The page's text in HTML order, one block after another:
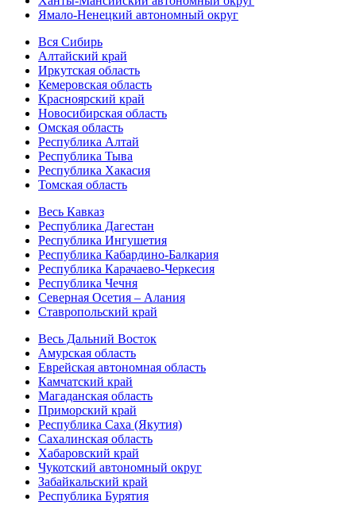
Ямало-Ненецкий автономный округ
Вся Сибирь
Алтайский край
Иркутская область
Кемеровская область
Красноярский край
Новосибирская область
Омская область
Республика Алтай
Республика Тыва
Республика Хакасия
Томская область
Весь Кавказ
Республика Дагестан
Республика Ингушетия
Республика Кабардино-Балкария
Республика Карачаево-Черкесия
Республика Чечня
Северная Осетия – Алания
Ставропольский край
Весь Дальний Восток
Амурская область
Еврейская автономная область
Камчатский край
Магаданская область
Приморский край
Республика Саха (Якутия)
Сахалинская область
Хабаровский край
Чукотский автономный округ
Забайкальский край
Республика Бурятия